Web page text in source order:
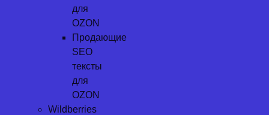
для
OZON
Продающие
SEO
тексты
для
OZON
Wildberries